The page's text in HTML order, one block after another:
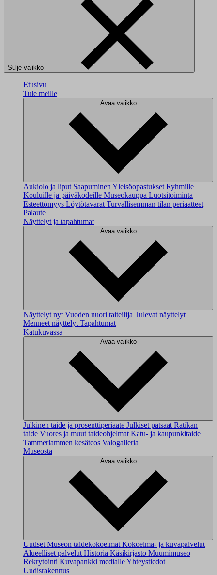
Sulje valikko
Etusivu
Tule meille
Avaa valikko
Aukiolo ja liput Saapuminen Yleisöopastukset Ryhmille
Kouluille ja päiväkodeille Museokauppa Luotsitoiminta
Esteettömyys Löytötavarat Turvallisemman tilan periaatteet
Palaute
Näyttelyt ja tapahtumat
Avaa valikko
Näyttelyt nyt Vuoden nuori taiteilija Tulevat näyttelyt
Menneet näyttelyt Tapahtumat
Katukuvassa
Avaa valikko
Julkinen taide ja prosenttiperiaate Julkiset patsaat Ratikan
taide Vuores ja muut taideohjelmat Katu- ja kaupunkitaide
Tammerlammen kesäteos Valogalleria
Museosta
Avaa valikko
Uutiset Museon taidekokoelmat Kokoelma- ja kuvapalvelut
Alueelliset palvelut Historia Käsikirjasto Muumimuseo
Rekrytointi Kuvapankki medialleYhteystiedot
Uudisrakennus